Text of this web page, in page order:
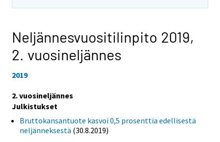
Neljännesvuositilinpito 2019,
2. vuosineljännes
2019
2. vuosineljännes
Julkistukset
Bruttokansantuote kasvoi 0,5 prosenttia edellisestä
neljänneksestä (30.8.2019)